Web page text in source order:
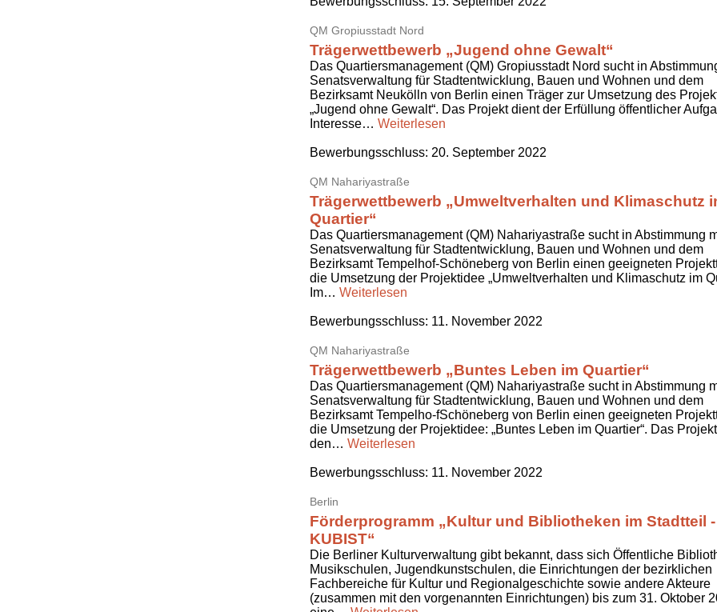
QM Gropiusstadt Nord
Trägerwettbewerb „Jugend ohne Gewalt“
Das Quartiersmanagement (QM) Gropiusstadt Nord sucht in
Senatsverwaltung für Stadtentwicklung, Bauen und Wohnen und dem
Bezirksamt Neukölln von Berlin einen Träger zur Umsetzung des
„Jugend ohne Gewalt“. Das Projekt dient der Erfüllung öffentlicher
Interesse… Weiterlesen
Bewerbungsschluss: 20. September 2022
QM Nahariyastraße
Trägerwettbewerb „Umweltverhalten und Klimaschutz
Quartier“
Das Quartiersmanagement (QM) Nahariyastraße sucht in Abstimmung
Senatsverwaltung für Stadtentwicklung, Bauen und Wohnen und dem
Bezirksamt Tempelhof-Schöneberg von Berlin einen geeigneten
die Umsetzung der Projektidee „Umweltverhalten und Klimaschutz im
Im… Weiterlesen
Bewerbungsschluss: 11. November 2022
QM Nahariyastraße
Trägerwettbewerb „Buntes Leben im Quartier“
Das Quartiersmanagement (QM) Nahariyastraße sucht in Abstimmung
Senatsverwaltung für Stadtentwicklung, Bauen und Wohnen und dem
Bezirksamt Tempelho-fSchöneberg von Berlin einen geeigneten
die Umsetzung der Projektidee: „Buntes Leben im Quartier“. Das
den… Weiterlesen
Bewerbungsschluss: 11. November 2022
Berlin
Förderprogramm „Kultur und Bibliotheken im Stadtteil -
KUBIST“
Die Berliner Kulturverwaltung gibt bekannt, dass sich Öffentliche
Musikschulen, Jugendkunstschulen, die Einrichtungen der bezirklichen
Fachbereiche für Kultur und Regionalgeschichte sowie andere Akteure
(zusammen mit den vorgenannten Einrichtungen) bis zum 31. Oktober